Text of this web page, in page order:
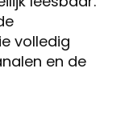
volledig
en de